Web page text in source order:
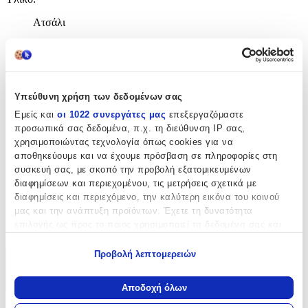
Υπεύθυνη χρήση των δεδομένων σας
Εμείς και οι 1022 συνεργάτες μας επεξεργαζόμαστε
προσωπικά σας δεδομένα, π.χ. τη διεύθυνση IP σας,
χρησιμοποιώντας τεχνολογία όπως cookies για να
αποθηκεύουμε και να έχουμε πρόσβαση σε πληροφορίες στη
συσκευή σας, με σκοπό την προβολή εξατομικευμένων
διαφημίσεων και περιεχομένου, τις μετρήσεις σχετικά με
διαφημίσεις και περιεχόμενο, την καλύτερη εικόνα του κοινού
μας και την ανάπτυξη προϊόντων. Έχετε τη δυνατότητα
Να συλλέξουμε πληροφορίες σχετικά με τη γεωγραφική
σας τοποθεσία, οι οποίες μπορεί να είναι ακριβείς σε
Προβολή λεπτομερειών
Αποδοχή όλων
Ατσάλι
Λεπτομέρειες
Τύπος:
Λαιμού
Μήκος :
50
cm
Πάχος:
8